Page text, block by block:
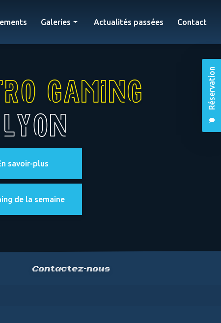
Réservation
Galeries Actualités passées Contact
gaming
savoir-plus
de la semaine
Contactez-nous